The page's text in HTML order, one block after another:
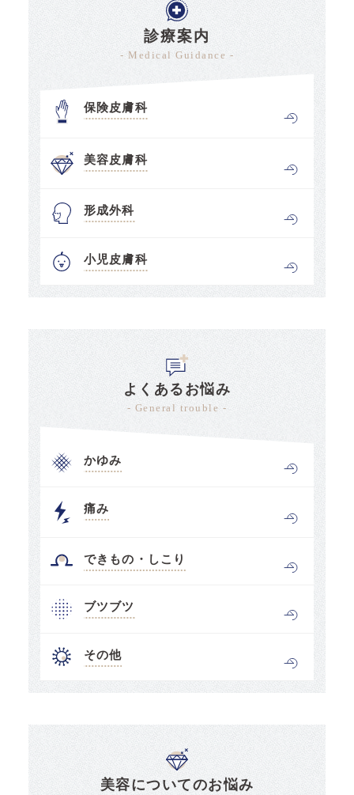
診療案内
- Medical Guidance -
保険皮膚科
美容皮膚科
形成外科
小児皮膚科
よくあるお悩み
- General trouble -
かゆみ
痛み
できもの・しこり
ブツブツ
その他
美容についてのお悩み